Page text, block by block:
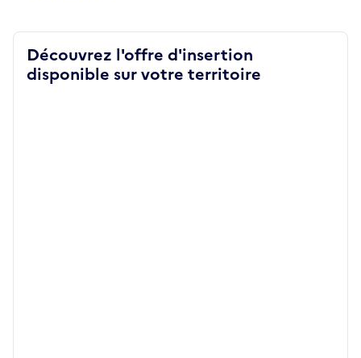
Découvrez l'offre d'insertion
disponible sur votre territoire